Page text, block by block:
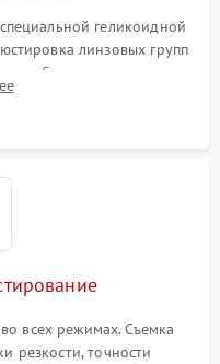
геликоидной
линзовых групп
для устранения
всех режимах. Съемка
резкости, точности